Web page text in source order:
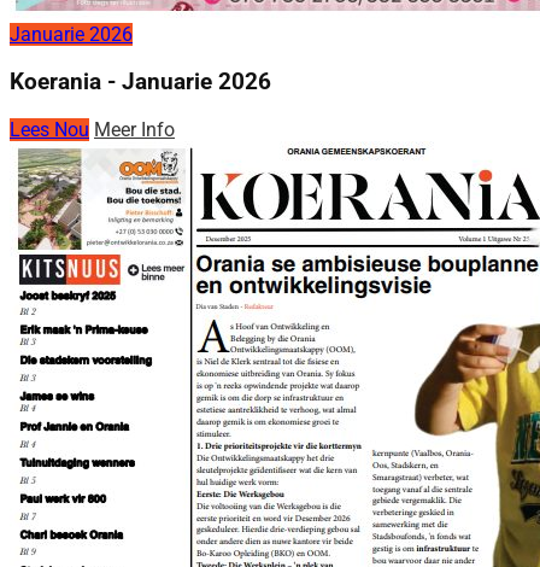
Januarie 2026
Koerania - Januarie 2026
Lees Nou Meer Info